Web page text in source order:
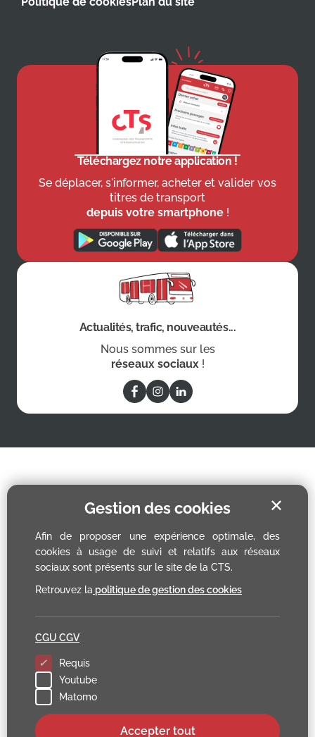
Gestion des cookies
Afin de proposer une expérience optimale, des
cookies à usage de suivi et relatifs aux réseaux
sociaux sont présents sur le site de la CTS.
Retrouvez la politique de gestion des cookies
Requis
Youtube
Matomo
Accepter tout
✕
CGU CGV
Téléchargez notre application !
Se déplacer, s'informer, acheter et valider vos
titres de transport
depuis votre smartphone !
Actualités, trafic, nouveautés...
Nous sommes sur les
réseaux sociaux !